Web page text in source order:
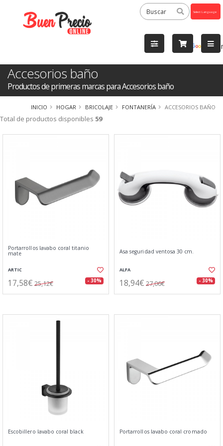
by
Accesorios baño
Productos de primeras marcas para Accesorios baño
INICIO HOGAR BRICOLAJE FONTANERÍA ACCESORIOS BAÑO
Total de productos disponibles 59
Portarrollos lavabo coral titanio
mate
ARTIC
17,58€ 25,12€ - 30%
Asa seguridad ventosa 30 cm.
ALFA
18,94€ 27,06€ - 30%
Escobillero lavabo coral black Portarrollos lavabo coral cromado